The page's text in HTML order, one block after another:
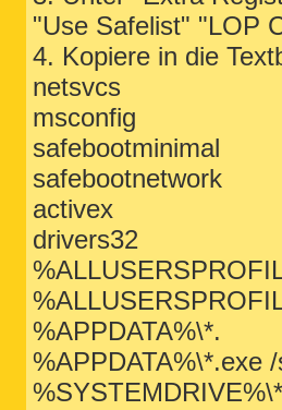
"Use Safelist" "LOP
4. Kopiere in die
netsvcs
msconfig
safebootminimal
safebootnetwork
activex
drivers32
%APPDATA%\*.
%APPDATA%\*.exe